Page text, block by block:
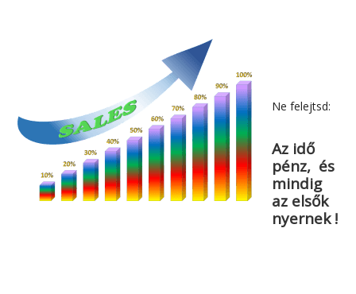
Ne felejtsd:
Az idő
pénz, és
mindig
az elsők
nyernek !